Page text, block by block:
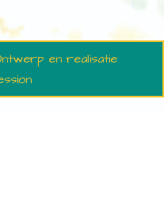
en realisatie